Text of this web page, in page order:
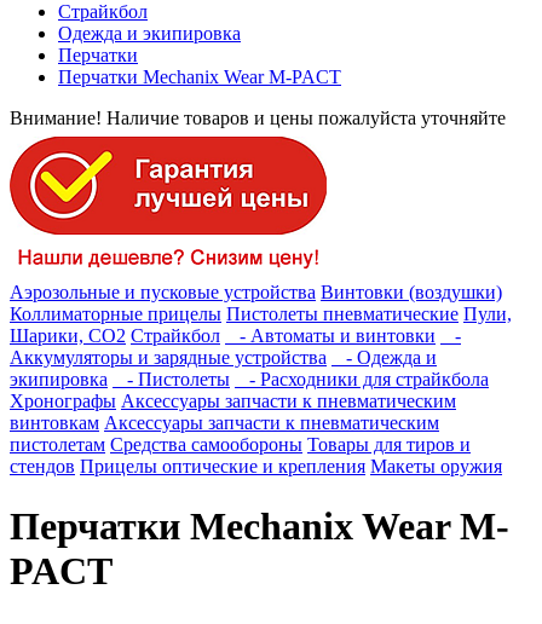
Страйкбол
Одежда и экипировка
Перчатки
Перчатки Mechanix Wear M-PACT
Внимание! Наличие товаров и цены пожалуйста уточняйте
Аэрозольные и пусковые устройства Винтовки (воздушки)
Коллиматорные прицелы Пистолеты пневматические Пули,
Шарики, СО2 Страйкбол - Автоматы и винтовки
-
Аккумуляторы и зарядные устройства
- Одежда и
экипировка
- Пистолеты
- Расходники для страйкбола
Хронографы Аксессуары запчасти к пневматическим
винтовкам Аксессуары запчасти к пневматическим
пистолетам Средства самообороны Товары для тиров и
стендов Прицелы оптические и крепления Макеты оружия
Перчатки Mechanix Wear M-
PACT